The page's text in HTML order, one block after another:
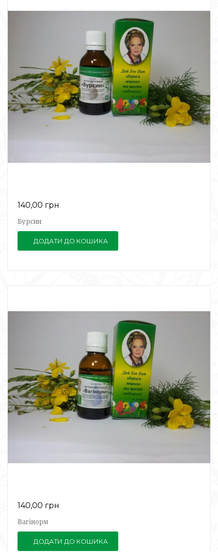
140,00 грн
Бурсин
ДОДАТИ ДО КОШИКА
140,00 грн
Вагінорм
ДОДАТИ ДО КОШИКА